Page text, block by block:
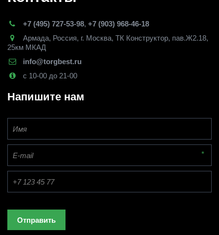
+7 (495) 727-53-98, +7 (903) 968-46-18
Армада, Россия, г. Москва, ТК Конструктор, пав.Ж2.18,
25км МКАД
info@torgbest.ru
с 10-00 до 21-00
Напишите нам
*
Отправить